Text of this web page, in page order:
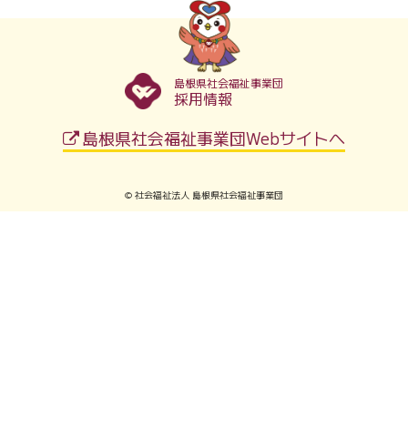
島根県社会福祉事業団
採用情報
島根県社会福祉事業団Webサイトへ
© 社会福祉法人 島根県社会福祉事業団